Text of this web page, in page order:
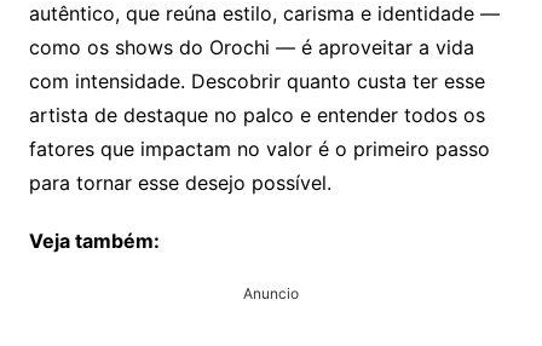
autêntico, que reúna estilo, carisma e identidade —
como os shows do Orochi — é aproveitar a vida
com intensidade. Descobrir quanto custa ter esse
artista de destaque no palco e entender todos os
fatores que impactam no valor é o primeiro passo
para tornar esse desejo possível.
Veja também:
Anuncio